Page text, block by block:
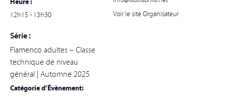
12h15 - 13h30
Série :
Flamenco adultes – Classe
technique de niveau
général | Automne 2025
Catégorie d’Évènement:
Voir le site Organisateur